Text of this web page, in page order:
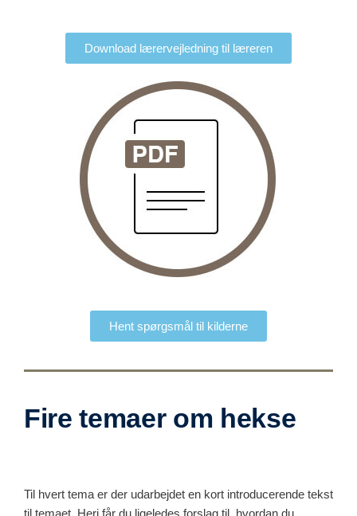
Download lærervejledning til læreren
Hent spørgsmål til kilderne
Fire temaer om hekse
Til hvert tema er der udarbejdet en kort introducerende tekst
til temaet. Heri får du ligeledes forslag til, hvordan du